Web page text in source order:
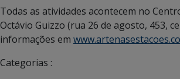
Todas as atividades acontecem no
Octávio Guizzo (rua 26 de agosto, 453,
informações em
Categorias :